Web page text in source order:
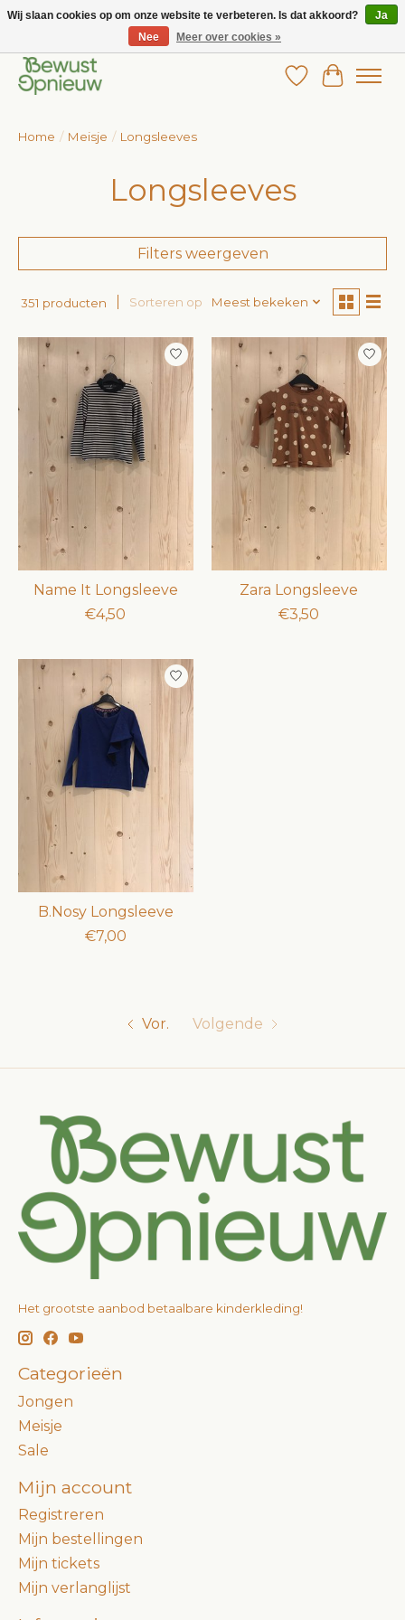
Wij bieden het grootste aanbod in betaalbare kinderkleding!
Verlanglijst
Home / Meisje / Longsleeves
Longsleeves
Filters weergeven
351 producten Sorteren op Meest bekeken
Name It Longsleeve
€4,50
Zara Longsleeve
€3,50
B.Nosy Longsleeve
€7,00
Vor. Volgende
Het grootste aanbod betaalbare kinderkleding!
Categorieën
Jongen
Meisje
Sale
Mijn account
Registreren
Mijn bestellingen
Mijn tickets
Mijn verlanglijst
Wij slaan cookies op om onze website te verbeteren. Is dat akkoord?
Ja
Nee
Meer over cookies »